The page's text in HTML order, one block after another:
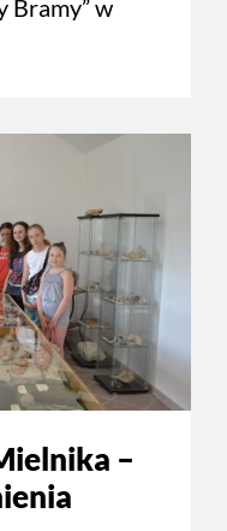
Bramy” w
–